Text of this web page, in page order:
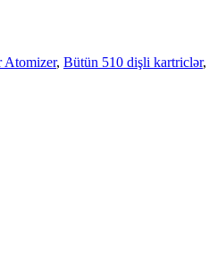
Atomizer, Bütün 510 dişli kartriclər,